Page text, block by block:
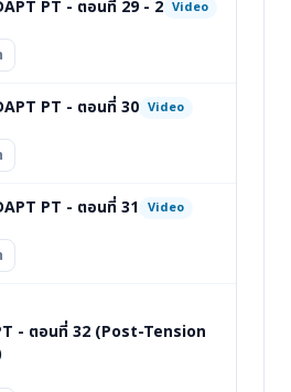
PT - ตอนที่ 29 - 2 Video
PT - ตอนที่ 30 Video
PT - ตอนที่ 31 Video
- ตอนที่ 32 (Post-Tension